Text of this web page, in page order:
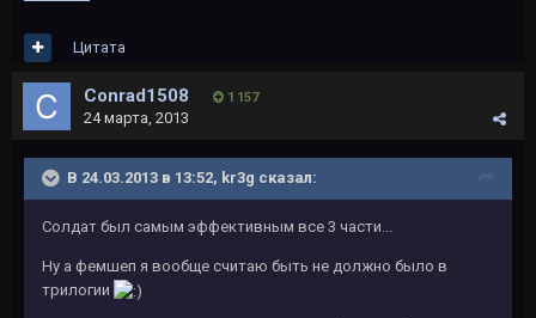
Цитата
Conrad1508 1 157
24 марта, 2013
В 24.03.2013 в 13:52, kr3g сказал:
Солдат был самым эффективным все 3 части...
Ну а фемшеп я вообще считаю быть не должно было в
трилогии